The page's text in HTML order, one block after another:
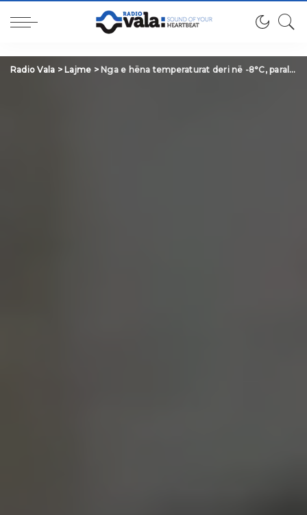
Radio Vala > Lajme > Nga e hëna temperaturat deri në -8°C, paralajmërohet borë e acar